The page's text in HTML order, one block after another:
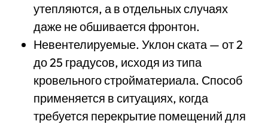
утепляются, а в отдельных случаях
даже не обшивается фронтон.
Невентелируемые. Уклон ската — от 2
до 25 градусов, исходя из типа
кровельного стройматериала. Способ
применяется в ситуациях, когда
требуется перекрытие помещений для